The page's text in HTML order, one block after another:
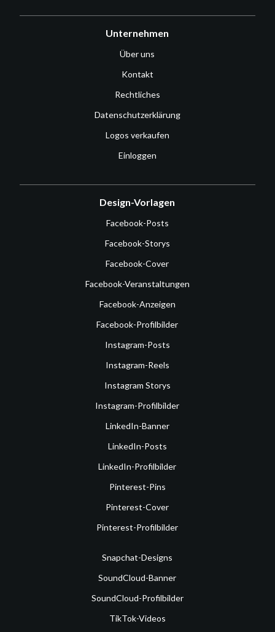
Unternehmen
Über uns
Kontakt
Rechtliches
Datenschutzerklärung
Logos verkaufen
Einloggen
Design-Vorlagen
Facebook-Posts
Facebook-Storys
Facebook-Cover
Facebook-Veranstaltungen
Facebook-Anzeigen
Facebook-Profilbilder
Instagram-Posts
Instagram-Reels
Instagram Storys
Instagram-Profilbilder
LinkedIn-Banner
LinkedIn-Posts
LinkedIn-Profilbilder
Pinterest-Pins
Pinterest-Cover
Pinterest-Profilbilder
Snapchat-Designs
SoundCloud-Banner
SoundCloud-Profilbilder
TikTok-Videos